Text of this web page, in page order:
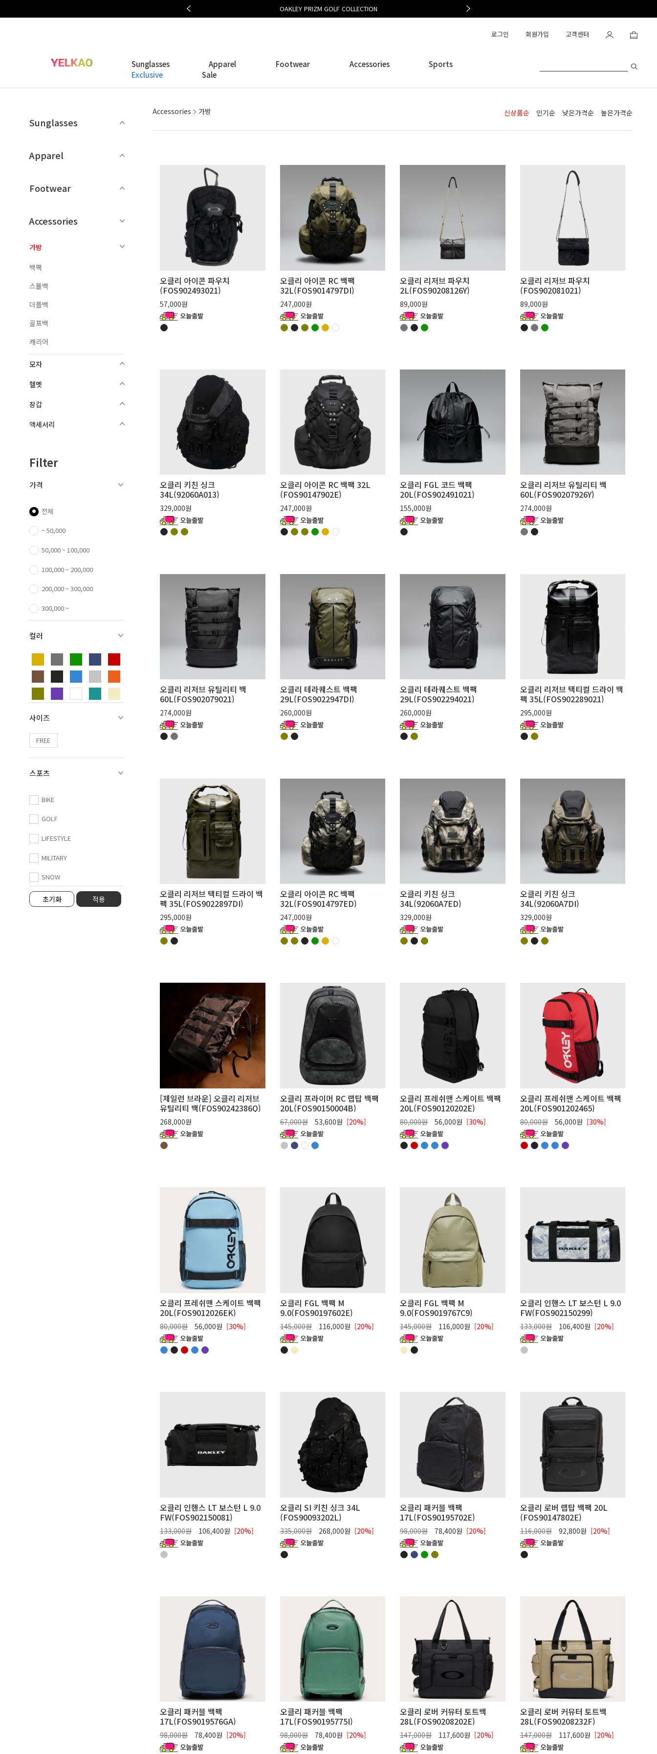
OAKLEY PRIZM GOLF COLLECTION
로그인 회원가입 고객센터
Sunglasses Apparel Footwear Accessories
Sports
Exclusive
Sale
Sunglasses
Apparel
Footwear
Accessories
가방
백팩
스몰백
더플백
골프백
캐리어
모자
헬멧
장갑
액세서리
Filter
가격
전체
~ 50,000
50,000 ~ 100,000
100,000 ~ 200,000
200,000 ~ 300,000
300,000 ~
컬러
사이즈
FREE
스포츠
BIKE
GOLF
LIFESTYLE
MILITARY
SNOW
SPORTSTYLE
Accessories 가방 신상품순 인기순 낮은가격순 높은가격순
오클리 아이콘 파우치
(FOS902493021)
57,000원
오클리 아이콘 RC 백팩
32L(FOS9014797DI)
247,000원
오클리 리저브 파우치
2L(FOS90208126Y)
89,000원
오클리 리저브 파우치
(FOS902081021)
89,000원
오클리 키친 싱크
34L(92060A013)
329,000원
오클리 아이콘 RC 백팩 32L
(FOS90147902E)
247,000원
오클리 FGL 코드 백팩
20L(FOS902491021)
155,000원
오클리 리저브 유틸리티 백
60L(FOS90207926Y)
274,000원
오클리 리저브 유틸리티 백
60L(FOS902079021)
274,000원
오클리 테라퀘스트 백팩
29L(FOS9022947DI)
260,000원
오클리 테라퀘스트 백팩
29L(FOS902294021)
260,000원
오클리 리저브 택티컬 드라이 백
팩 35L(FOS902289021)
295,000원
오클리 리저브 택티컬 드라이 백
팩 35L(FOS9022897DI)
295,000원
오클리 아이콘 RC 백팩
32L(FOS9014797ED)
247,000원
오클리 키친 싱크
34L(92060A7ED)
329,000원
오클리 키친 싱크
34L(92060A7DI)
329,000원
[제일런 브라운] 오클리 리저브
유틸리티 백(FOS90242386Q)
268,000원
오클리 프라이머 RC 랩탑 백팩
20L(FOS90150004B)
67,000원 53,600원 [20%]
오클리 프레쉬맨 스케이트 백팩
20L(FOS90120202E)
80,000원 56,000원 [30%]
오클리 프레쉬맨 스케이트 백팩
20L(FOS901202465)
80,000원 56,000원 [30%]
오클리 프레쉬맨 스케이트 백팩
20L(FOS9012026EK)
80,000원 56,000원 [30%]
오클리 FGL 백팩 M
9.0(FOS90197602E)
145,000원 116,000원 [20%]
오클리 FGL 백팩 M
9.0(FOS9019767C9)
145,000원 116,000원 [20%]
오클리 인핸스 LT 보스턴 L 9.0
FW(FOS902150299)
133,000원 106,400원 [20%]
오클리 인핸스 LT 보스턴 L 9.0
FW(FOS902150081)
133,000원 106,400원 [20%]
오클리 SI 키친 싱크 34L
(FOS90093202L)
335,000원 268,000원 [20%]
오클리 패커블 백팩
17L(FOS90195702E)
98,000원 78,400원 [20%]
오클리 로버 랩탑 백팩 20L
(FOS90147802E)
116,000원 92,800원 [20%]
오클리 패커블 백팩
17L(FOS9019576GA)
98,000원 78,400원 [20%]
오클리 패커블 백팩
17L(FOS90195775I)
98,000원 78,400원 [20%]
오클리 로버 커뮤터 토트백
28L(FOS90208202E)
147,000원 117,600원 [20%]
오클리 로버 커뮤터 토트백
28L(FOS90208232F)
147,000원 117,600원 [20%]